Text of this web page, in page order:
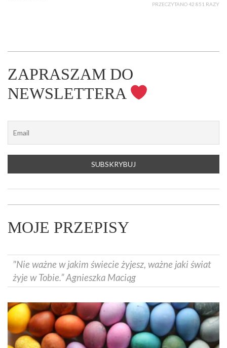
PRZECZYTANO 42 851 RAZY
ZAPRASZAM DO
NEWSLETTERA
MOJE PRZEPISY
"Nie ważne w jakim świecie żyjesz, ważne jaki świat
żyje w Tobie.” Agnieszka Maciąg